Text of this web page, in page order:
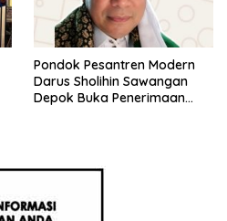
Pondok Pesantren Modern
Darus Sholihin Sawangan
Depok Buka Penerimaan